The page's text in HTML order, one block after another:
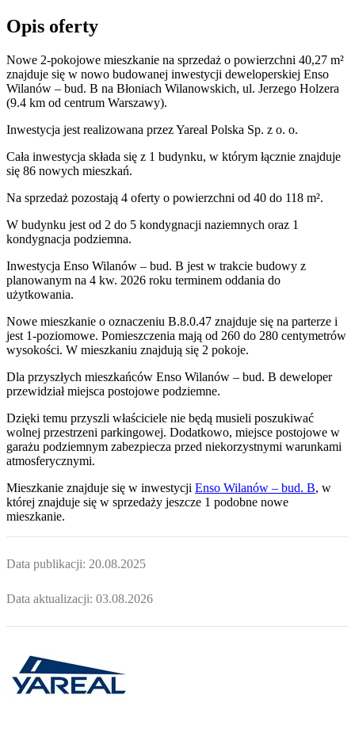
Opis oferty
Nowe 2-pokojowe mieszkanie na sprzedaż o powierzchni 40,27 m²
znajduje się w nowo budowanej inwestycji deweloperskiej Enso
Wilanów – bud. B na Błoniach Wilanowskich, ul. Jerzego Holzera
(9.4 km od centrum Warszawy).
Inwestycja jest realizowana przezYareal Polska Sp. z o. o.
Cała inwestycja składa się z 1 budynku, w którym łącznie znajduje
się 86 nowych mieszkań.
Na sprzedaż pozostają 4 oferty o powierzchni od 40 do 118 m².
W budynku jest od 2 do 5 kondygnacji naziemnych oraz 1
kondygnacja podziemna.
Inwestycja Enso Wilanów – bud. B jest w trakcie budowy z
planowanym na 4 kw. 2026 roku terminem oddania do
użytkowania.
Nowe mieszkanie o oznaczeniu B.8.0.47 znajduje się na parterze i
jest 1-poziomowe. Pomieszczenia mają od 260 do 280 centymetrów
wysokości. W mieszkaniu znajdują się 2 pokoje.
Dla przyszłych mieszkańców Enso Wilanów – bud. B deweloper
przewidziałmiejsca postojowe podziemne.
Dzięki temu przyszli właściciele nie będą musieli poszukiwać
wolnej przestrzeni parkingowej. Dodatkowo, miejsce postojowe w
garażu podziemnym zabezpiecza przed niekorzystnymi warunkami
atmosferycznymi.
Mieszkanie znajduje się w inwestycji Enso Wilanów – bud. B, w
której znajduje się w sprzedaży jeszcze 1 podobne nowe
mieszkanie.
Data publikacji: 20.08.2025
Data aktualizacji: 03.08.2026